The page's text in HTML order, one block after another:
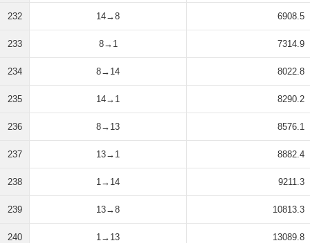
232 14→8 6908.5
233 8→1 7314.9
234 8→14 8022.8
235 14→1 8290.2
236 8→13 8576.1
237 13→1 8882.4
238 1→14 9211.3
239 13→8 10813.3
240 1→13 13089.8